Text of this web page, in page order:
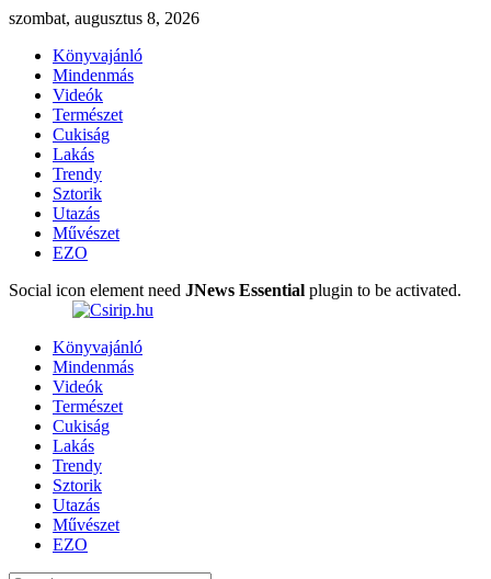
szombat, augusztus 8, 2026
Könyvajánló
Mindenmás
Videók
Természet
Cukiság
Lakás
Trendy
Sztorik
Utazás
Művészet
EZO
Social icon element need JNews Essential plugin to be activated.
Könyvajánló
Mindenmás
Videók
Természet
Cukiság
Lakás
Trendy
Sztorik
Utazás
Művészet
EZO